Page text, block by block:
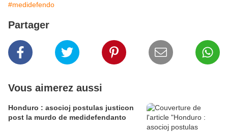
#medidefendo
Partager
Vous aimerez aussi
Honduro : asocioj postulas justicon
post la murdo de medidefendanto